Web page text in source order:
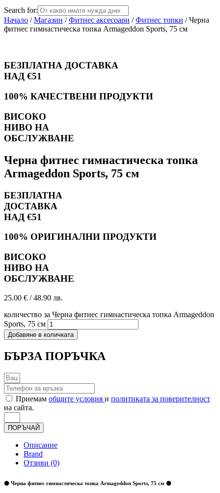
Search for:
Начало /Магазин /Фитнес аксесоари /Фитнес топки / Черна
фитнес гимнастическа топка Armageddon Sports, 75 см
БЕЗПЛАТНА ДОСТАВКА
НАД €51
100% КАЧЕСТВЕНИ ПРОДУКТИ
ВИСОКО
НИВО НА
ОБСЛУЖВАНЕ
Черна фитнес гимнастическа топка
Armageddon Sports, 75 см
БЕЗПЛАТНА
ДОСТАВКА
НАД €51
100% ОРИГИНАЛНИ ПРОДУКТИ
ВИСОКО
НИВО НА
ОБСЛУЖВАНЕ
25.00 € / 48.90 лв.
количество за Черна фитнес гимнастическа топка Armageddon
Sports, 75 см
Добавяне в количката
БЪРЗА ПОРЪЧКА
Приемам общите условия и политиката за поверителност
на сайта.
ПОРЪЧАЙ
Описание
Brand
Отзиви (0)
⚫️ Черна фитнес гимнастическа топка Armageddon Sports, 75 см ⚫️